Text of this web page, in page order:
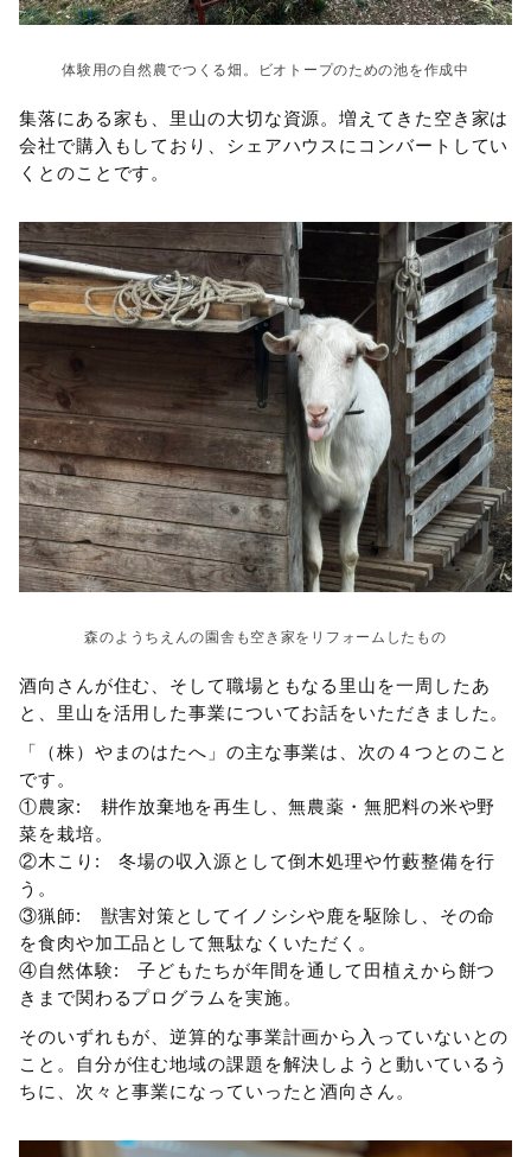
体験用の自然農でつくる畑。ビオトープのための池を作成中
集落にある家も、里山の大切な資源。増えてきた空き家は
会社で購入もしており、シェアハウスにコンバートしてい
くとのことです。
森のようちえんの園舎も空き家をリフォームしたもの
酒向さんが住む、そして職場ともなる里山を一周したあ
と、里山を活用した事業についてお話をいただきました。
「（株）やまのはたへ」の主な事業は、次の４つとのこと
です。
①農家: 耕作放棄地を再生し、無農薬・無肥料の米や野
菜を栽培。
②木こり: 冬場の収入源として倒木処理や竹藪整備を行
う。
③猟師: 獣害対策としてイノシシや鹿を駆除し、その命
を食肉や加工品として無駄なくいただく。
④自然体験: 子どもたちが年間を通して田植えから餅つ
きまで関わるプログラムを実施。
そのいずれもが、逆算的な事業計画から入っていないとの
こと。自分が住む地域の課題を解決しようと動いているう
ちに、次々と事業になっていったと酒向さん。